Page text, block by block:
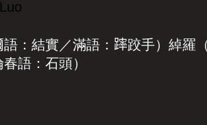
：結實／滿語：𨄮跤手）綽羅
語：石頭）